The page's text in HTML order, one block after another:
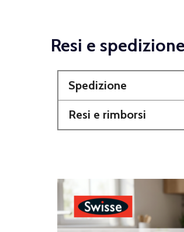
Resi e spedizione
Spedizione
Resi e rimborsi